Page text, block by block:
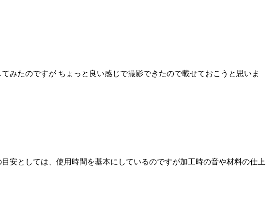
みたのですが ちょっと良い感じで撮影できたので載せておこうと思いま
安としては、使用時間を基本にしているのですが加工時の音や材料の仕上